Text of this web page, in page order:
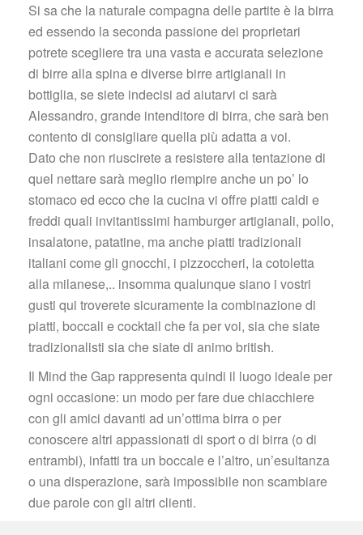
Si sa che la naturale compagna delle partite è la birra
ed essendo la seconda passione dei proprietari
potrete scegliere tra una vasta e accurata selezione
di birre alla spina e diverse birre artigianali in
bottiglia, se siete indecisi ad aiutarvi ci sarà
Alessandro, grande intenditore di birra, che sarà ben
contento di consigliare quella più adatta a voi.
Dato che non riuscirete a resistere alla tentazione di
quel nettare sarà meglio riempire anche un po’ lo
tomaco ed ecco che la cucina vi offre piatti caldi e
freddi quali invitantissimi hamburger artigianali, pollo,
insalatone, patatine, ma anche piatti tradizionali
italiani come gli gnocchi, i pizzoccheri, la cotoletta
alla milanese,.. insomma qualunque siano i vostri
gusti qui troverete sicuramente la combinazione di
piatti, boccali e cocktail che fa per voi, sia che siate
tradizionalisti sia che siate di animo british.
Il Mind the Gap rappresenta quindi il luogo ideale per
ogni occasione: un modo per fare due chiacchiere
con gli amici davanti ad un’ottima birra o per
conoscere altri appassionati di sport o di birra (o di
entrambi), infatti tra un boccale e l’altro, un’esultanza
o una disperazione, sarà impossibile non scambiare
due parole con gli altri clienti.